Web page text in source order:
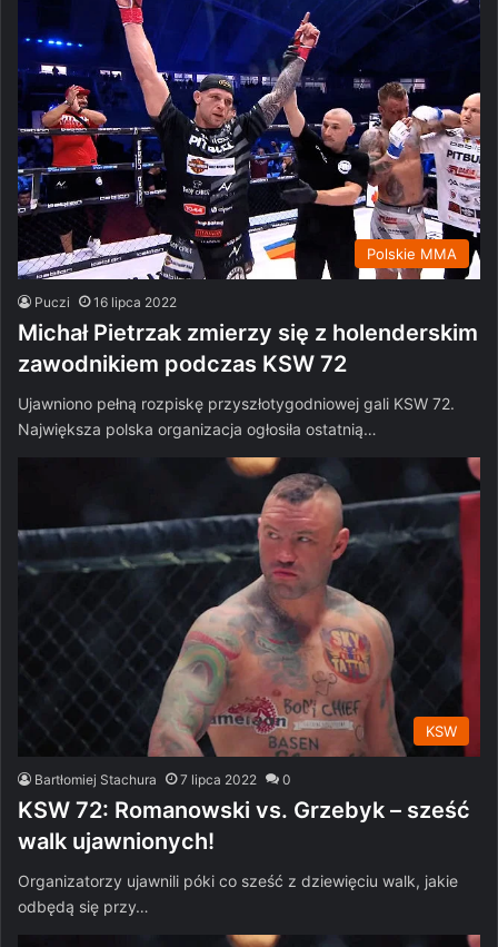
Polskie MMA
Puczi 16 lipca 2022
Michał Pietrzak zmierzy się z holenderskim
zawodnikiem podczas KSW 72
Ujawniono pełną rozpiskę przyszłotygodniowej gali KSW 72.
Największa polska organizacja ogłosiła ostatnią…
KSW
Bartłomiej Stachura 7 lipca 2022 0
KSW 72: Romanowski vs. Grzebyk – sześć
walk ujawnionych!
Organizatorzy ujawnili póki co sześć z dziewięciu walk, jakie
odbędą się przy…